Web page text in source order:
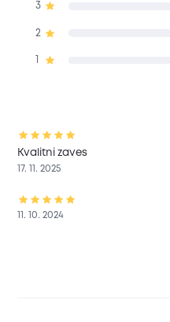
3
2
Kvalitni zaves
17. 11. 2025
11. 10. 2024